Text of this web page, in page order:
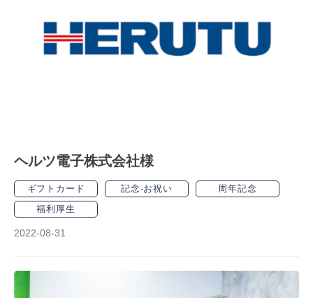
ヘルツ電子株式会社様
ギフトカード 記念-お祝い
周年記念
福利厚生
2022-08-31